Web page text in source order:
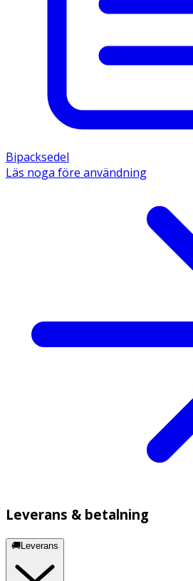
Bipacksedel
Läs noga före användning
Leverans & betalning
🚚Leverans